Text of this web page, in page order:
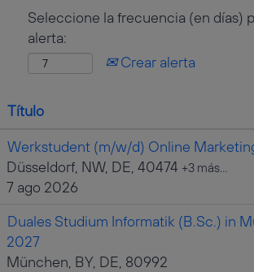
Seleccione la frecuencia (en días)
alerta:
Crear alerta
Título
Werkstudent (m/w/d) Online
Düsseldorf, NW, DE, 40474 +3 más…
7 ago 2026
Duales Studium Informatik (B.Sc.) in
2027
München, BY, DE, 80992